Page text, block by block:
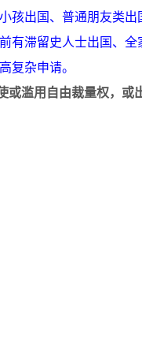
孩出国、普通朋友类出
有滞留史人士出国、全
复杂申请。
或滥用自由裁量权，或